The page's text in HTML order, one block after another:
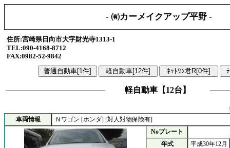
- ㈲カーメイクアップ平野 -
住所:宮崎県日向市大字財光寺1313-1
TEL:090-4168-8712
FAX:0982-52-9842
軽自動車【12台】
車両情報
Ｎワゴン [ホンダ] [対人対物保険有]
Noプレート
年式
平成30年12月